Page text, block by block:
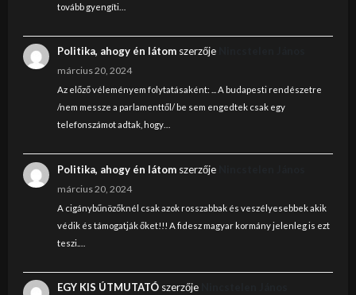
tovább gyengíti…
Politika, ahogy én látomszerzője
március 20, 2024
Az előző véleményem folytatásaként: ... A budapesti rendészetre
/nem messze a parlamenttől/ be sem engedtek csak egy
telefonszámot adtak, hogy…
Politika, ahogy én látomszerzője
március 20, 2024
A cigánybűnözőknél csak azok rosszabbak és veszélyesebbek akik
védik és támogatják őket!!! A fidesz magyar kormány jelenleg is ezt
teszi.…
EGY KIS ÚTMUTATÓszerzője